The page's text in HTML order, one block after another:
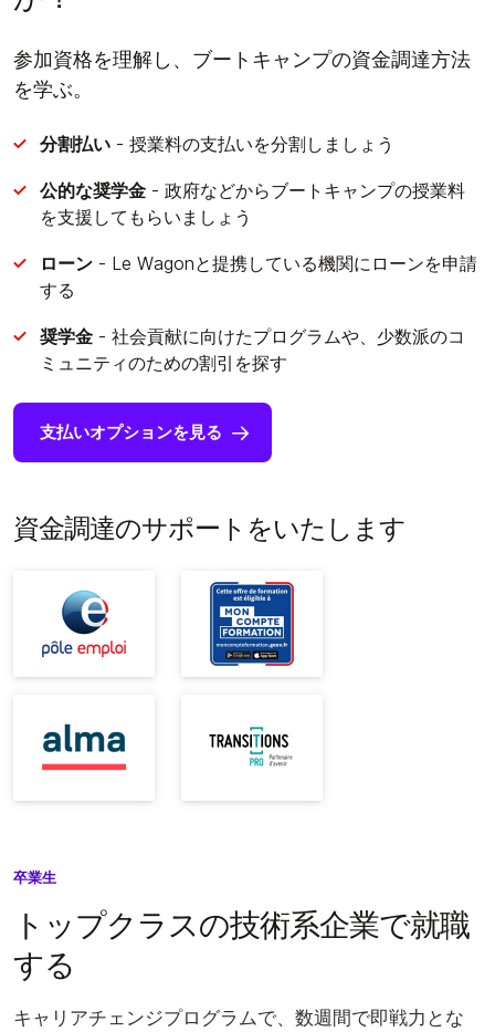
参加資格を理解し、ブートキャンプの資金調達方法
を学ぶ。
分割払い - 授業料の支払いを分割しましょう
公的な奨学金 - 政府などからブートキャンプの授業料
を支援してもらいましょう
ローン - Le Wagonと提携している機関にローンを申請
する
奨学金 - 社会貢献に向けたプログラムや、少数派のコ
ミュニティのための割引を探す
支払いオプションを見る
資金調達のサポートをいたします
卒業生
トップクラスの技術系企業で就職
する
キャリアチェンジプログラムで、数週間で即戦力とな